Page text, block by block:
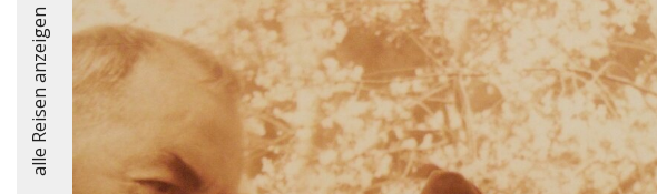
alle Reisen anzeigen